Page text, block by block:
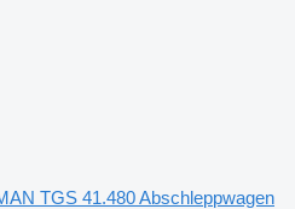
TGS 41.480 Abschleppwagen